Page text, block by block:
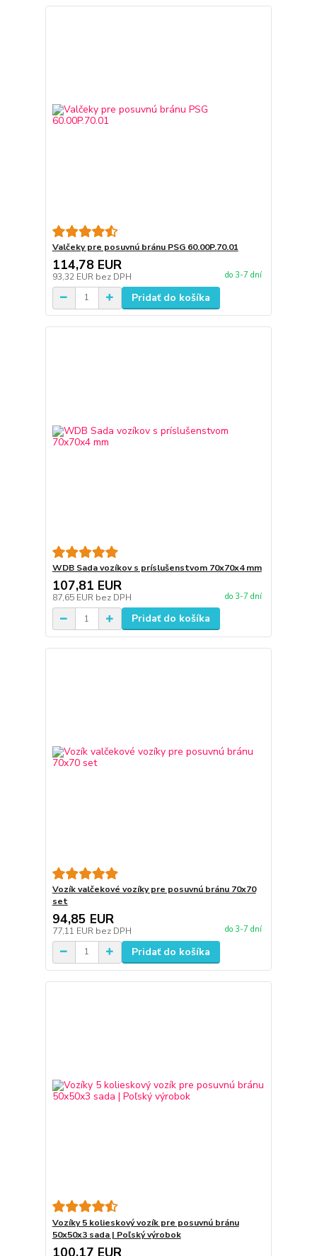
Valčeky pre posuvnú bránu PSG 60.00P.70.01
114,78 EUR
93,32 EUR bez DPH do 3-7 dní
Pridať do košíka
WDB Sada vozíkov s príslušenstvom 70x70x4 mm
107,81 EUR
87,65 EUR bez DPH do 3-7 dní
Pridať do košíka
Vozík valčekové vozíky pre posuvnú bránu 70x70
set
94,85 EUR
77,11 EUR bez DPH do 3-7 dní
Pridať do košíka
Vozíky 5 kolieskový vozík pre posuvnú bránu
50x50x3 sada | Poľský výrobok
100,17 EUR